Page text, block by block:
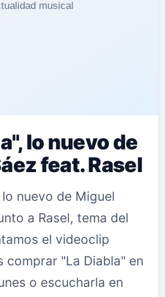
lo nuevo de
feat. Rasel
nuevo de Miguel
a Rasel, tema del
el videoclip
comprar "La Diabla" en
o escucharla en